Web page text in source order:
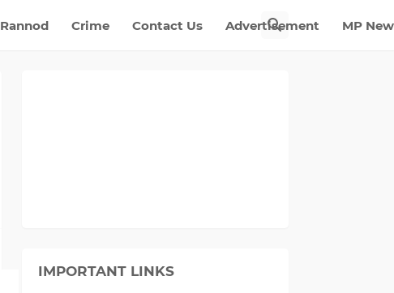
Rannod Crime Contact Us Advertisement MP
IMPORTANT LINKS